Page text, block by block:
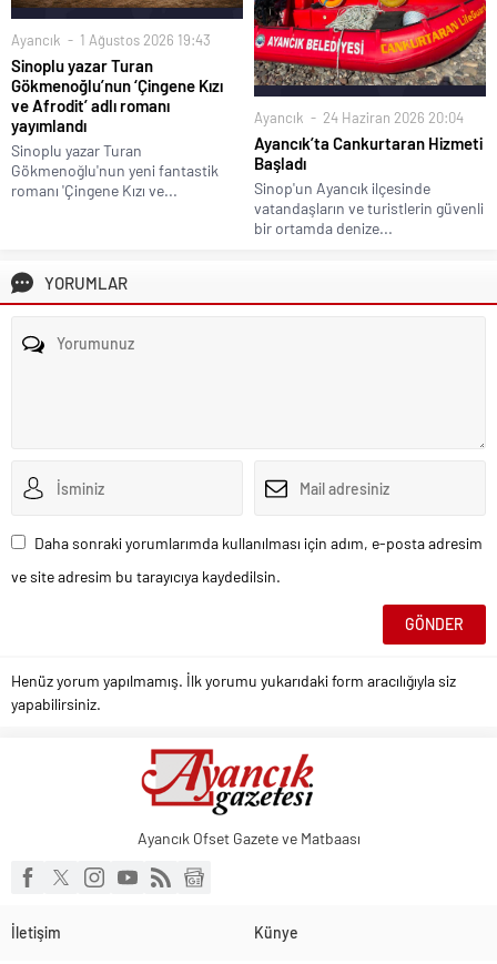
Ayancık 1 Ağustos 2026 19:43
Sinoplu yazar Turan
Gökmenoğlu’nun ‘Çingene Kızı
ve Afrodit’ adlı romanı
yayımlandı
Sinoplu yazar Turan
Gökmenoğlu'nun yeni fantastik
romanı 'Çingene Kızı ve...
Ayancık 24 Haziran 2026 20:04
Ayancık’ta Cankurtaran Hizmeti
Başladı
Sinop'un Ayancık ilçesinde
vatandaşların ve turistlerin güvenli
bir ortamda denize...
YORUMLAR
Daha sonraki yorumlarımda kullanılması için adım, e-posta adresim
ve site adresim bu tarayıcıya kaydedilsin.
Henüz yorum yapılmamış. İlk yorumu yukarıdaki form aracılığıyla siz
yapabilirsiniz.
Ayancık Ofset Gazete ve Matbaası
İletişim Künye